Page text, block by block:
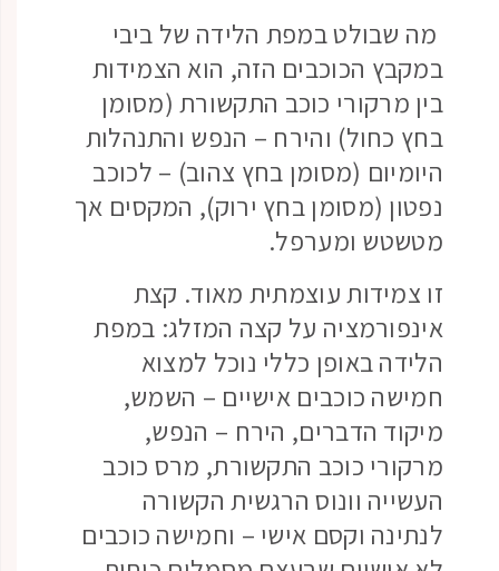
מה שבולט במפת הלידה של ביבי
במקבץ הכוכבים הזה, הוא הצמידות
בין מרקורי כוכב התקשורת (מסומן
בחץ כחול) והירח – הנפש והתנהלות
היומיום (מסומן בחץ צהוב) – לכוכב
נפטון (מסומן בחץ ירוק), המקסים אך
מטשטש ומערפל.
זו צמידות עוצמתית מאוד. קצת
אינפורמציה על קצה המזלג: במפת
הלידה באופן כללי נוכל למצוא
חמישה כוכבים אישיים – השמש,
מיקוד הדברים, הירח – הנפש,
מרקורי כוכב התקשורת, מרס כוכב
העשייה וונוס הרגשית הקשורה
לנתינה וקסם אישי – וחמישה כוכבים